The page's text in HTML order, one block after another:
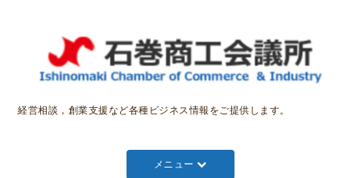
経営相談，創業支援など各種ビジネス情報をご提供します。
メニュー